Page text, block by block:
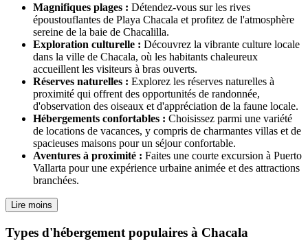
Magnifiques plages : Détendez-vous sur les rives
époustouflantes de Playa Chacala et profitez de l'atmosphère
sereine de la baie de Chacalilla.
Exploration culturelle : Découvrez la vibrante culture locale
dans la ville de Chacala, où les habitants chaleureux
accueillent les visiteurs à bras ouverts.
Réserves naturelles : Explorez les réserves naturelles à
proximité qui offrent des opportunités de randonnée,
d'observation des oiseaux et d'appréciation de la faune locale.
Hébergements confortables : Choisissez parmi une variété
de locations de vacances, y compris de charmantes villas et de
spacieuses maisons pour un séjour confortable.
Aventures à proximité : Faites une courte excursion à Puerto
Vallarta pour une expérience urbaine animée et des attractions
branchées.
Lire moins
Types d'hébergement populaires à Chacala